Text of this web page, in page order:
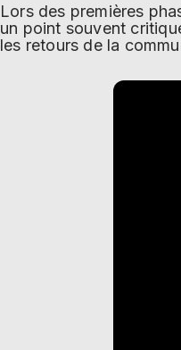
Lors des premières
un point souvent
les retours de la